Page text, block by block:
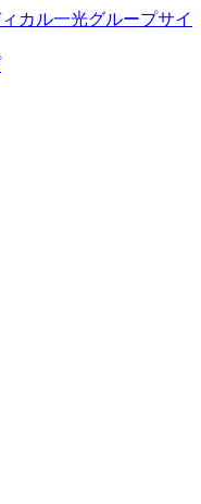
カル一光グループサイ